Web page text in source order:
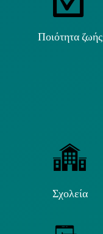
Ποιότητα ζωής
Σχολεία